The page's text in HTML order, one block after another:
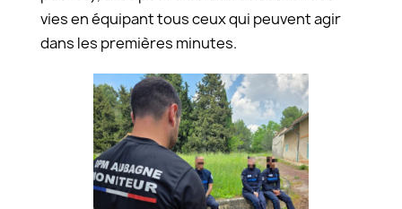
vies en équipant tous ceux qui peuvent agir
dans les premières minutes.